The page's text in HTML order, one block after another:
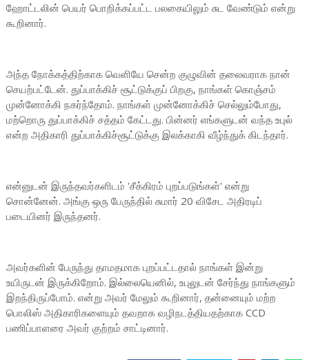
ஹோட்டலின் பெயர் பொறிக்கப்பட்ட பலகையிலும் சுட வேண்டும் என்று
கூறினார்.
அந்த நோக்கத்திற்காக வெளியே சென்ற குழுவின் தலைவராக நான்
செயற்பட்டேன். துப்பாக்கிச் சூட்டுக்குப் பிறகு, நாங்கள் கொஞ்சம்
முன்னோக்கி நகர்ந்தோம். நாங்கள் முன்னோக்கிச் செல்லும்போது,
மற்றொரு துப்பாக்கிச் சத்தம் கேட்டது. பின்னர் எங்களுடன் வந்த உபுல்
என்ற அதிகாரி துப்பாக்கிச்சூட்டுக்கு இலக்காகி வீழ்ந்துக் கிடந்தார்.
என்னுடன் இருந்தவர்களிடம் 'சீக்கிரம் புறப்படுங்கள்' என்று
சொன்னேன். அங்கு ஒரு பேருந்தில் சுமார் 20 விசேட அதிரடிப்
படையினர் இருந்தனர்.
அவர்களின் பேருந்து தாமதமாக புறப்பட்டதால் நாங்கள் இன்று
உயிருடன் இருக்கிறோம். இல்லையெனில், உபுலுடன் சேர்ந்து நாங்களும்
இறந்திருப்போம். என்று அவர் மேலும் கூறினார், தன்னையும் மற்ற
பொலிஸ் அதிகாரிகளையும் தவறாக வழிநடத்தியதற்காக CCD
பணிப்பாளரை அவர் குற்றம் சாட்டினார்.